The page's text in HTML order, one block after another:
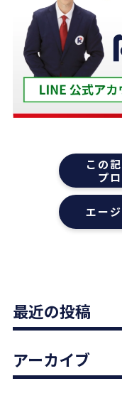
築年数が厳しい
ろ、適切かつ具
下山さんの人柄
談や笑い話が多
うほどでした。
また色々な相談
ております。
また機会があれ
していきたいと
エージェントの
本当にありがと
担当の志水様は
市場動向や適正
何より素晴らし
を一切行わない
この
プ
エー
最近の投稿
アーカイブ